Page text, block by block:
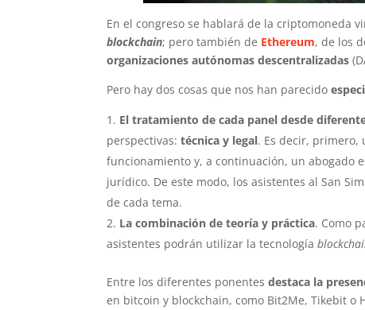
En el congreso se hablará de la criptomoneda
blockchain; pero también de Ethereum, de los
organizaciones autónomas descentralizadas
Pero hay dos cosas que nos han parecido
El tratamiento de cada panel desde
perspectivas:técnica y legal. Es decir, primero,
funcionamiento y, a continuación, un abogado
jurídico. De este modo, los asistentes al San
de cada tema.
La combinación de teoría y práctica. Como
asistentes podrán utilizar la tecnología
Entre los diferentes ponentes destaca la
en bitcoin y blockchain, como Bit2Me, Tikebit o